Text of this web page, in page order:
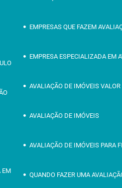
EM
EMPRESAS QUE FAZEM
EMPRESA ESPECIALIZADA EM
AVALIAÇÃO DE IMÓVEIS VALOR
AVALIAÇÃO DE IMÓVEIS
AVALIAÇÃO DE IMÓVEIS PARA
QUANDO FAZER UMA